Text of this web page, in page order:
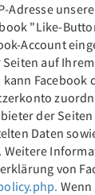
Adresse
"Like-
Account
auf
Facebook
der
Daten
Weitere
von